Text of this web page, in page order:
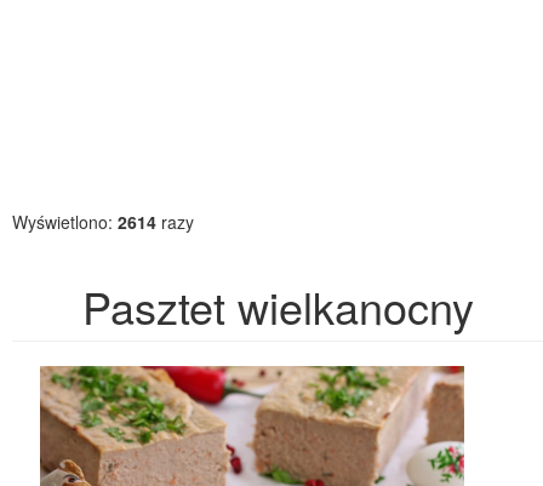
Wyświetlono: 2614 razy
Pasztet wielkanocny